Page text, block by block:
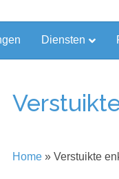
Diensten
Home» Verstuikte